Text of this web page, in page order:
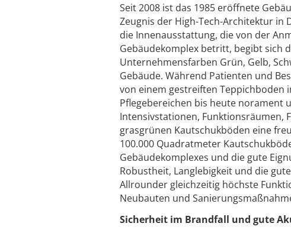
Seit 2008 ist das 1985 eröffnete
Zeugnis der High-Tech-Architektur in
die Innenausstattung, die von der
Gebäudekomplex betritt, begibt sich
Unternehmensfarben Grün, Gelb,
Gebäude. Während Patienten und
von einem gestreiften Teppichboden
Pflegebereichen bis heute norament
Intensivstationen, Funktionsräumen,
grasgrünen Kautschukböden eine
100.000 Quadratmeter
Gebäudekomplexes und die gute
Robustheit, Langlebigkeit und die
Allrounder gleichzeitig höchste
Neubauten und
Sicherheit im Brandfall und gute